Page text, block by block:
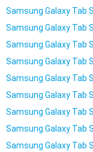
Samsung Galaxy Tab
Samsung Galaxy Tab
Samsung Galaxy Tab
Samsung Galaxy Tab
Samsung Galaxy Tab
Samsung Galaxy Tab
Samsung Galaxy Tab
Samsung Galaxy Tab
Samsung Galaxy Tab